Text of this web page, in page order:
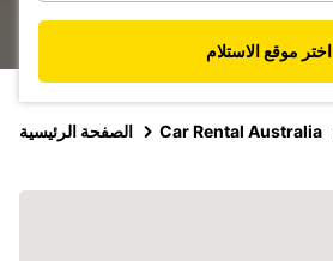
اختر موقع الاستلام
الصفحة الرئيسية Car Rental Australia